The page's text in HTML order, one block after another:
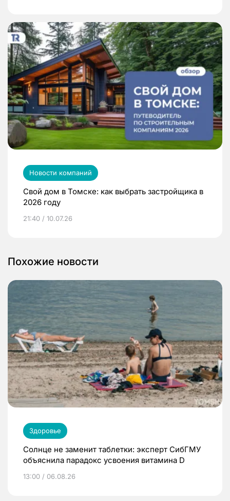
Новости компаний
Свой дом в Томске: как выбрать застройщика в
2026 году
21:40 / 10.07.26
Похожие новости
Здоровье
Солнце не заменит таблетки: эксперт СибГМУ
объяснила парадокс усвоения витамина D
13:00 / 06.08.26